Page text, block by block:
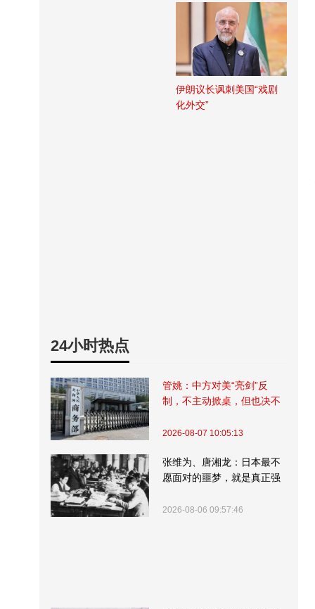
伊朗议长讽刺美国“戏剧
化外交”
24小时热点
管姚：中方对美“亮剑”反
制，不主动掀桌，但也决不
2026-08-07 10:05:13
张维为、唐湘龙：日本最不
愿面对的噩梦，就是真正强
2026-08-06 09:57:46